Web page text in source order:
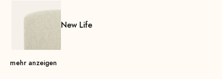
New Life
mehr anzeigen